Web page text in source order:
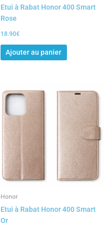
Etui à Rabat Honor 400 Smart
Rose
18.90€
Ajouter au panier
Honor
Etui à Rabat Honor 400 Smart
Or